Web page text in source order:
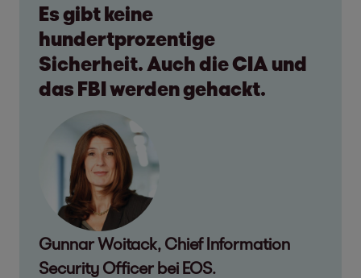
Es gibt keine
hundertprozentige
Sicherheit. Auch die CIA und
das FBI werden gehackt.
Gunnar Woitack, Chief Information
Security Officer bei EOS.